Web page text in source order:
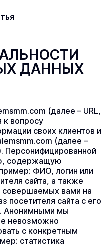
ДАННЫХ
(далее – URL,
к вопросу
своих клиентов и
(далее –
Персонифицированной
содержащую
ФИО, логин или
сайта, а также
вами на
посетителя сайта с его
Анонимными мы
невозможно
с конкретным
статистика